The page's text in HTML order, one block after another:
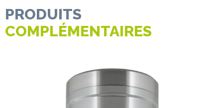
PRODUITS
COMPLÉMENTAIRES